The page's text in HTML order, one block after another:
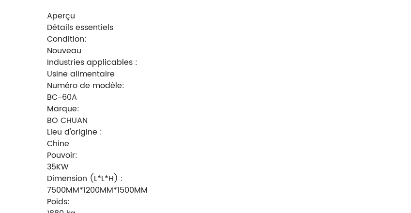
Aperçu
Détails essentiels
Condition:
Nouveau
Industries applicables :
Usine alimentaire
Numéro de modèle:
BC-60A
Marque:
BO CHUAN
Lieu d'origine :
Chine
Pouvoir:
35KW
Dimension (L*L*H) :
7500MM*1200MM*1500MM
Poids: